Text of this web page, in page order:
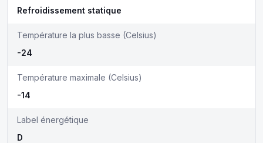
Refroidissement statique
Température la plus basse (Celsius)
-24
Température maximale (Celsius)
-14
Label énergétique
D